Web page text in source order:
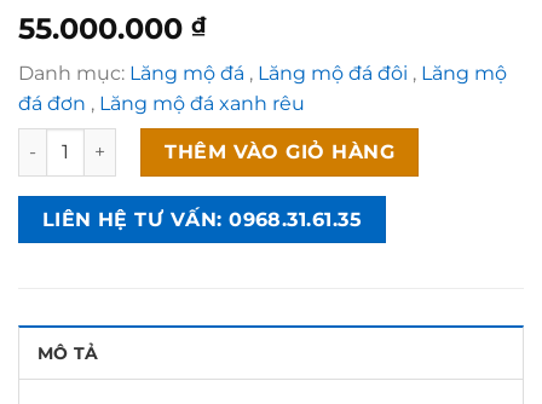
55.000.000 ₫
Danh mục: Lăng mộ đá , Lăng mộ đá đôi , Lăng mộ
đá đơn , Lăng mộ đá xanh rêu
Mộ đôi đá đẹp MDD 014 số lượng
THÊM VÀO GIỎ HÀNG
LIÊN HỆ TƯ VẤN: 0968.31.61.35
MÔ TẢ